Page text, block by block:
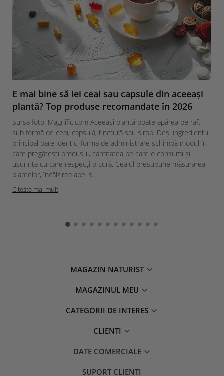
E mai bine să iei ceai sau capsule din aceeași
plantă? Top produse recomandate în 2026
Sursa foto: Magnific.com Aceeași plantă poate apărea pe raft
sub formă de ceai, capsulă, tinctură sau sirop. Deși ingredientul
principal pare identic, forma de administrare schimbă modul în
care pregătești produsul, cantitatea pe care o consumi și
ușurința cu care respecți o cură. Ceaiul presupune măsurarea
plantelor, încălzirea apei și...
Citeste mai mult
MAGAZIN NATURIST
MAGAZINUL MEU
CATEGORII DE INTERES
CLIENTI
DATE COMERCIALE
SUPORT CLIENTI